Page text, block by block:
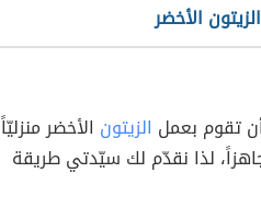
الأخضر
تقوم بعمل الزيتون الأخضر منزليّاً
لذا نقدّم لك سيّدتي طريقة